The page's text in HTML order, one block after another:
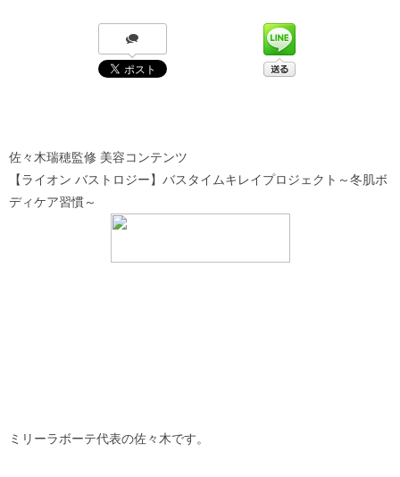
佐々木瑞穂監修 美容コンテンツ
【ライオン バストロジー】バスタイムキレイプロジェクト～冬肌ボ
ディケア習慣～
ミリーラボーテ代表の佐々木です。